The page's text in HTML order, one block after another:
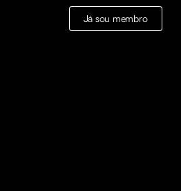
Já sou membro